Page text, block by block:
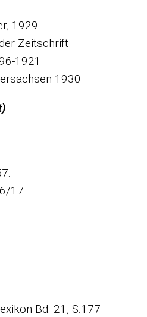
1929
Zeitschrift
1921
1930
17.
Bd. 21, S.177